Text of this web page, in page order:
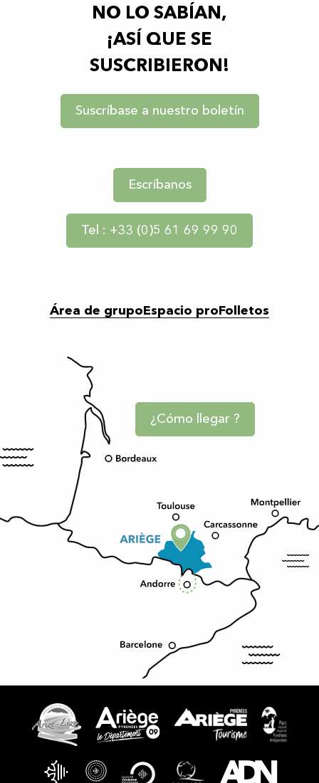
NO LO SABÍAN,
¡ASÍ QUE SE
SUSCRIBIERON!
Suscríbase a nuestro boletín
Escríbanos
Tel : +33 (0)5 61 69 99 90
Área de grupo Espacio pro Folletos
¿Cómo llegar ?